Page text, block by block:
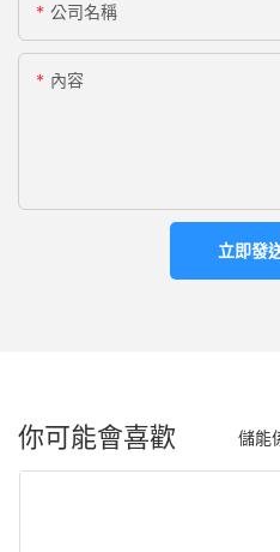
公司名稱
內容
立即發
你可能會喜歡 儲能